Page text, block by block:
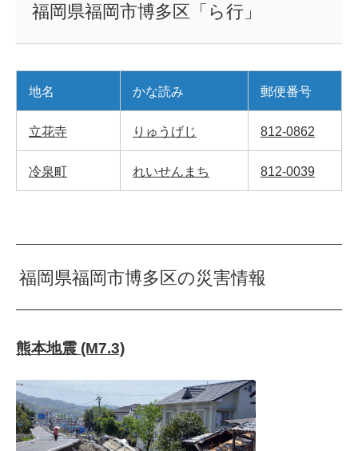
福岡県福岡市博多区「ら行」
地名 かな読み 郵便番号
立花寺 りゅうげじ 812-0862
冷泉町 れいせんまち 812-0039
福岡県福岡市博多区の災害情報
熊本地震 (M7.3)